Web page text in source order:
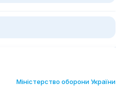
Міністерство оборони України